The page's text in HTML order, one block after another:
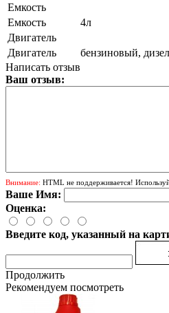
Емкость
Емкость
4л
Двигатель
Двигатель
бензиновый,
Написать отзыв
Ваш отзыв:
Внимание: HTML не поддерживается!
Ваше Имя:
Оценка:
Введите код, указанный на
Продолжить
Рекомендуем посмотреть